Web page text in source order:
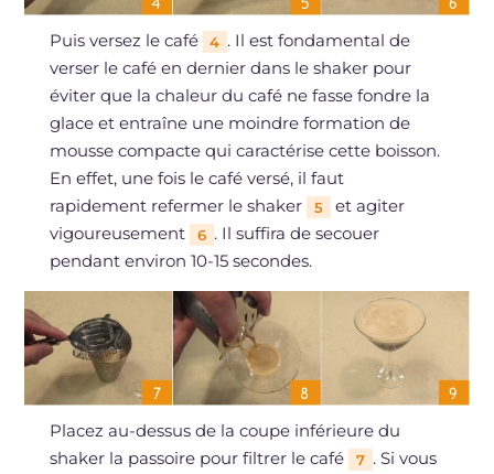
Puis versez le café 4 . Il est fondamental de
verser le café en dernier dans le shaker pour
éviter que la chaleur du café ne fasse fondre la
glace et entraîne une moindre formation de
mousse compacte qui caractérise cette boisson.
En effet, une fois le café versé, il faut
rapidement refermer le shaker
5
et agiter
vigoureusement
6 . Il suffira de secouer
pendant environ 10-15 secondes.
Placez au-dessus de la coupe inférieure du
shaker la passoire pour filtrer le café
7 . Si vous